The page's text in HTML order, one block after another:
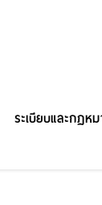
ระเบียบและกฏห